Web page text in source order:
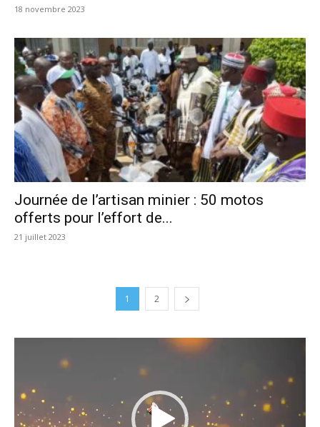
18 novembre 2023
Journée de l’artisan minier : 50 motos
offerts pour l’effort de...
21 juillet 2023
1 2